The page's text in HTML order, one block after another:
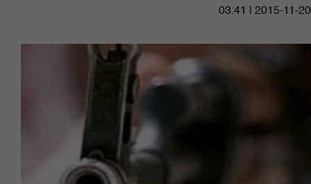
03:41 | 2015-11-20